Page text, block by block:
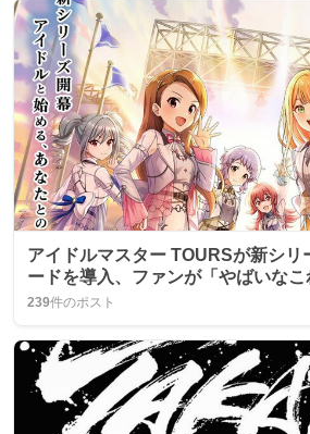
アイドルマスター TOURSが新シリ
ードを導入、ファンが「やばいな
239件のポスト